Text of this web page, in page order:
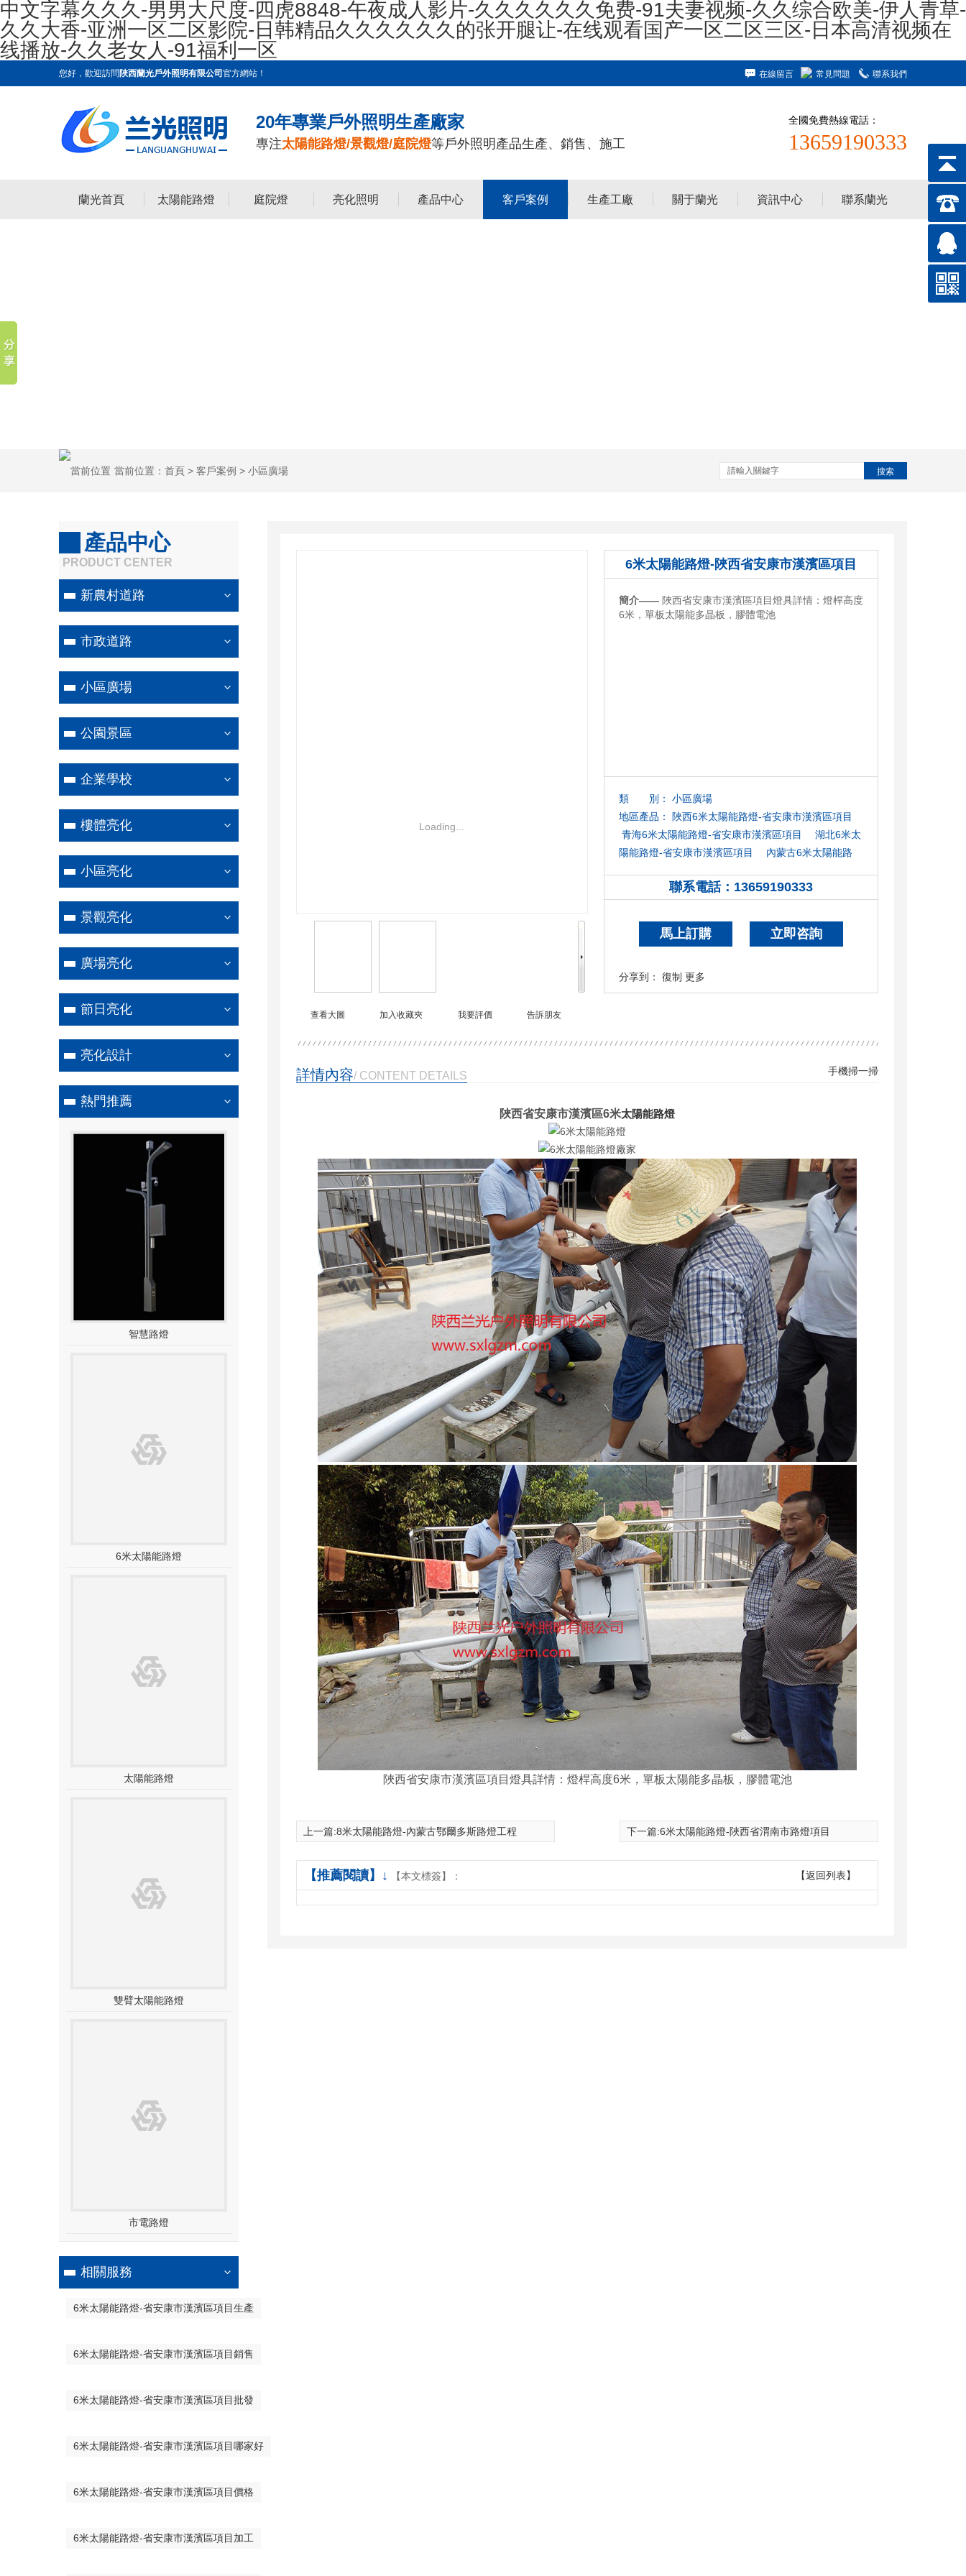
中文字幕久久久-男男大尺度-四虎8848-午夜成人影片-久久久久久久免费-91夫妻视频-久久综合欧美-伊人青草-
久久大香-亚洲一区二区影院-日韩精品久久久久久久的张开腿让-在线观看国产一区二区三区-日本高清视频在
线播放-久久老女人-91福利一区
您好，歡迎訪問 陜西蘭光戶外照明有限公司 官方網站！ 在線留言 常見問題 聯系我們
20年專業戶外照明生產廠家
專注太陽能路燈/景觀燈/庭院燈等戶外照明產品生產、銷售、施工
全國免費熱線電話：
13659190333
蘭光首頁 太陽能路燈 庭院燈 亮化照明 產品中心 客戶案例 生產工廠 關于蘭光 資訊中心 聯系蘭光
當前位置： 首頁 > 客戶案例 > 小區廣場 搜索
產品中心
PRODUCT CENTER
新農村道路
市政道路
小區廣場
公園景區
企業學校
樓體亮化
小區亮化
景觀亮化
廣場亮化
節日亮化
亮化設計
熱門推薦
智慧路燈
6米太陽能路燈
太陽能路燈
雙臂太陽能路燈
市電路燈
相關服務
6米太陽能路燈-省安康市漢濱區項目生產
6米太陽能路燈-省安康市漢濱區項目銷售
6米太陽能路燈-省安康市漢濱區項目批發
6米太陽能路燈-省安康市漢濱區項目哪家好
6米太陽能路燈-省安康市漢濱區項目價格
6米太陽能路燈-省安康市漢濱區項目加工
Loading...
查看大圖 加入收藏夾 我要評價 告訴朋友
6米太陽能路燈-陜西省安康市漢濱區項目
簡介—— 陜西省安康市漢濱區項目燈具詳情：燈桿高度
6米，單板太陽能多晶板，膠體電池
類 別：
小區廣場
地區產品：
陜西6米太陽能路燈-省安康市漢濱區項目
青海6米太陽能路燈-省安康市漢濱區項目
湖北6米太
陽能路燈-省安康市漢濱區項目
內蒙古6米太陽能路
市漢濱區項目
寧夏6米太陽能路燈-省安康市漢濱區項
聯系電話： 13659190333
13659190333
馬上訂購 立即咨詢
分享到： 復制 更多
詳情內容/ CONTENT DETAILS 手機掃一掃
陜西省安康市漢濱區6米太陽能路燈
陜西省安康市漢濱區項目燈具詳情：燈桿高度6米，單板太陽能多晶板，膠體電池
上一篇:8米太陽能路燈-內蒙古鄂爾多斯路燈工程 下一篇:6米太陽能路燈-陜西省渭南市路燈項目
【返回列表】
【推薦閱讀】↓ 【本文標簽】：